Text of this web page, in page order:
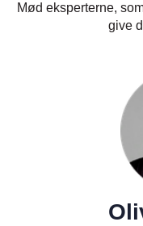
Mød eksperterne,
give